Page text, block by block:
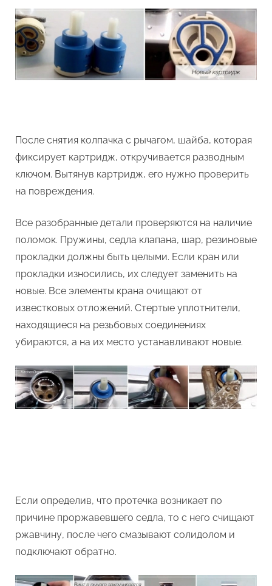
После снятия колпачка с рычагом, шайба, которая
фиксирует картридж, откручивается разводным
ключом. Вытянув картридж, его нужно проверить
на повреждения.
Все разобранные детали проверяются на наличие
поломок. Пружины, седла клапана, шар, резиновые
прокладки должны быть целыми. Если кран или
прокладки износились, их следует заменить на
новые. Все элементы крана очищают от
известковых отложений. Стертые уплотнители,
находящиеся на резьбовых соединениях
убираются, а на их место устанавливают новые.
Если определив, что протечка возникает по
причине проржавевшего седла, то с него счищают
ржавчину, после чего смазывают солидолом и
подключают обратно.